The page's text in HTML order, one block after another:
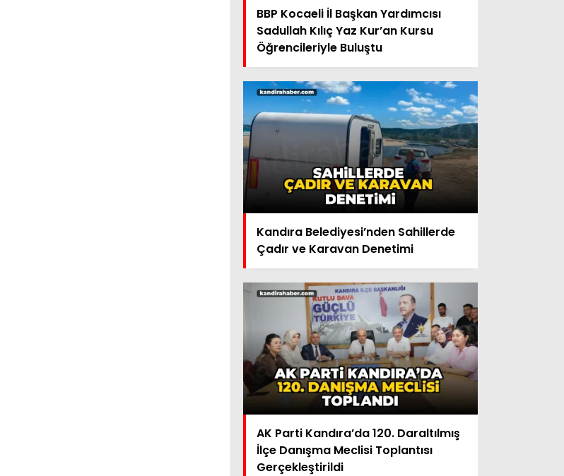
BBP Kocaeli İl Başkan Yardımcısı
Sadullah Kılıç Yaz Kur’an Kursu
Öğrencileriyle Buluştu
Kandıra Belediyesi’nden Sahillerde
Çadır ve Karavan Denetimi
AK Parti Kandıra’da 120. Daraltılmış
İlçe Danışma Meclisi Toplantısı
Gerçekleştirildi